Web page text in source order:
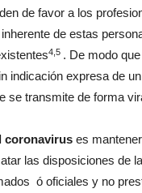
de favor a los
de estas
4,5 . De modo
indicación expresa de
se transmite de forma
coronavirus es
las disposiciones de
ó oficiales y no